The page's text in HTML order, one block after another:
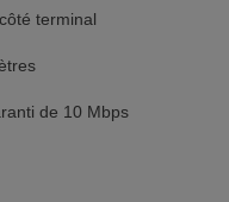
terminal
de 10 Mbps